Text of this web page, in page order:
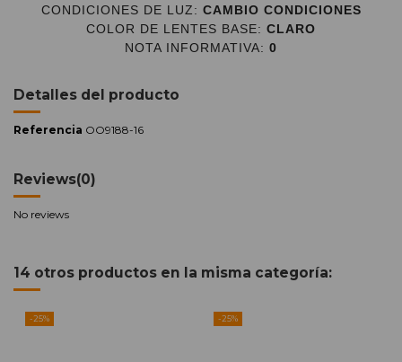
CONDICIONES DE LUZ: CAMBIO CONDICIONES
COLOR DE LENTES BASE: CLARO
NOTA INFORMATIVA: 0
Detalles del producto
Referencia OO9188-16
Reviews(0)
No reviews
14 otros productos en la misma categoría:
-25% -25%